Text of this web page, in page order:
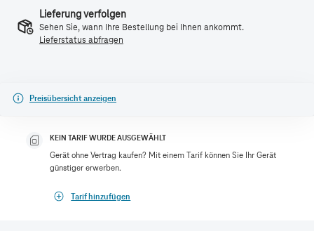
Lieferung verfolgen
Sehen Sie, wann Ihre Bestellung bei Ihnen ankommt.
Lieferstatus abfragen
Preisübersicht anzeigen
KEIN TARIF WURDE AUSGEWÄHLT
Gerät ohne Vertrag kaufen? Mit einem Tarif können Sie Ihr Gerät
günstiger erwerben.
Tarif hinzufügen